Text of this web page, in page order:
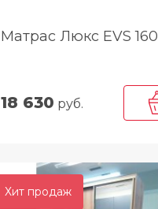
Матрас Люкс EVS 160
18 630 руб.
Хит продаж